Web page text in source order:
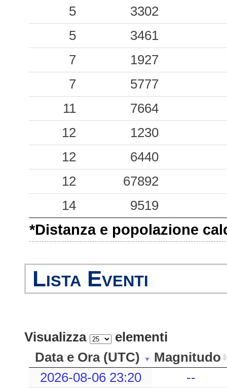
0.07
BSZ
29
0.06
SNS1 85
5
3302
5
3461
7
1927
7
5777
11
7664
12
1230
12
6440
12
67892
14
9519
*Distanza e popolazione
Lista Eventi
Visualizza
elementi
Data e Ora (UTC)
Magnitudo
2026-08-06 23:20
--